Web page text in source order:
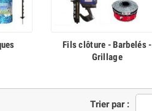
Fils clôture - Barbelés -
Grillage
Trier par :